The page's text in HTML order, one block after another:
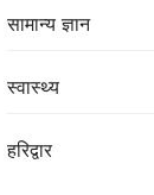
सामान्य ज्ञान
स्वास्थ्य
हरिद्वार